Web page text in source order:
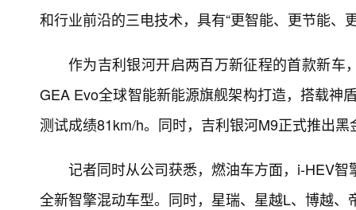
和行业前沿的三电技术，具有“更智能、更节能、
作为吉利银河开启两百万新征程的首款新车
GEA Evo全球智能新能源旗舰架构打造，搭载神
测试成绩81km/h。同时，吉利银河M9正式推出黑
记者同时从公司获悉，燃油车方面，i-HEV
全新智擎混动车型。同时，星瑞、星越L、博越、